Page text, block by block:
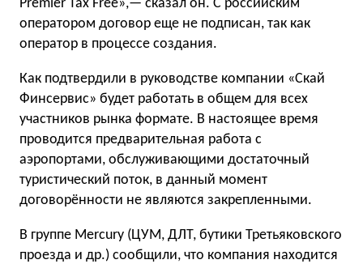
Premier Tax Free»,— сказал он. С российским
оператором договор еще не подписан, так как
оператор в процессе создания.
Как подтвердили в руководстве компании «Скай
Финсервис» будет работать в общем для всех
участников рынка формате. В настоящее время
проводится предварительная работа с
аэропортами, обслуживающими достаточный
туристический поток, в данный момент
договорённости не являются закрепленными.
В группе Mercury (ЦУМ, ДЛТ, бутики Третьяковского
проезда и др.) сообщили, что компания находится